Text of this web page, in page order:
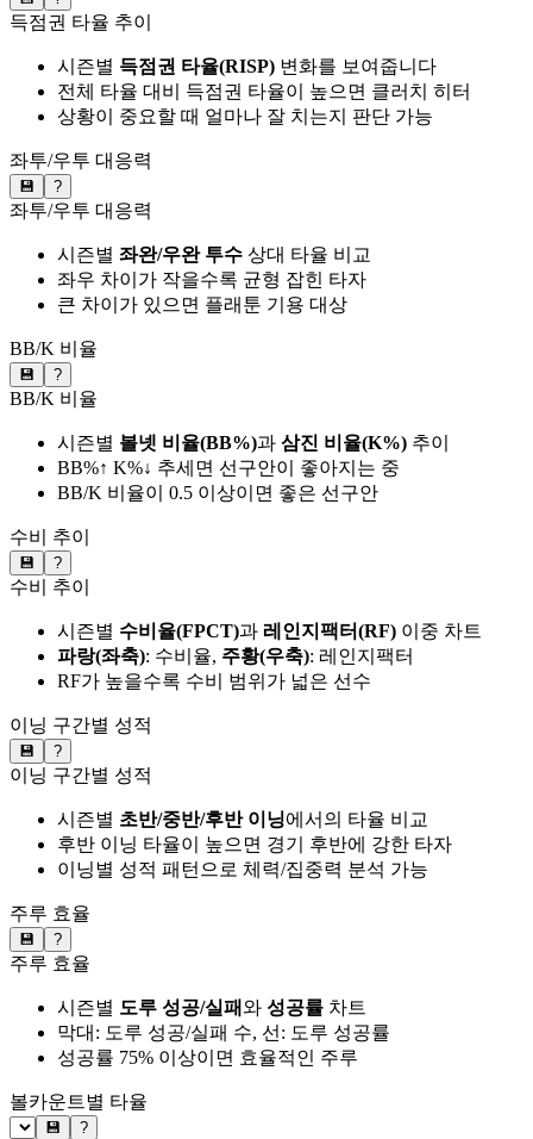
득점권 타율 추이
시즌별 득점권 타율(RISP) 변화를 보여줍니다
전체 타율 대비 득점권 타율이 높으면 클러치 히터
상황이 중요할 때 얼마나 잘 치는지 판단 가능
좌투/우투 대응력
💾 ?
좌투/우투 대응력
시즌별 좌완/우완 투수 상대 타율 비교
좌우 차이가 작을수록 균형 잡힌 타자
큰 차이가 있으면 플래툰 기용 대상
BB/K 비율
💾 ?
BB/K 비율
시즌별 볼넷 비율(BB%)과 삼진 비율(K%) 추이
BB%↑ K%↓ 추세면 선구안이 좋아지는 중
BB/K 비율이 0.5 이상이면 좋은 선구안
수비 추이
💾 ?
수비 추이
시즌별 수비율(FPCT)과 레인지팩터(RF) 이중 차트
파랑(좌축): 수비율, 주황(우축): 레인지팩터
RF가 높을수록 수비 범위가 넓은 선수
이닝 구간별 성적
💾 ?
이닝 구간별 성적
시즌별 초반/중반/후반 이닝에서의 타율 비교
후반 이닝 타율이 높으면 경기 후반에 강한 타자
이닝별 성적 패턴으로 체력/집중력 분석 가능
주루 효율
💾 ?
주루 효율
시즌별 도루 성공/실패와 성공률 차트
막대: 도루 성공/실패 수, 선: 도루 성공률
성공률 75% 이상이면 효율적인 주루
볼카운트별 타율
💾 ?